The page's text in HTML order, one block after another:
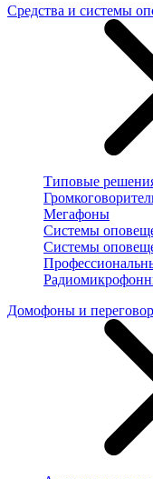
Средства и системы
Типовые
Мегафоны
Системы
Системы
Домофоны и